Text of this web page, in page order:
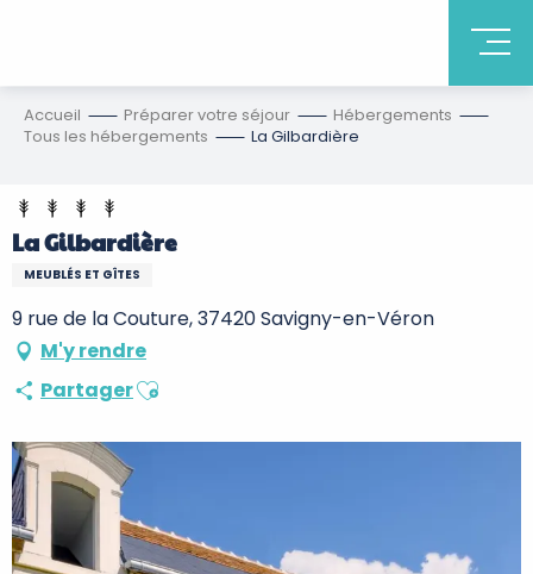
Accueil Préparer votre séjour
Hébergements
Tous les hébergements
La Gilbardière
La Gilbardière
MEUBLÉS ET GÎTES
9 rue de la Couture, 37420 Savigny-en-Véron
M'y rendre
PartagerAjouter aux favoris